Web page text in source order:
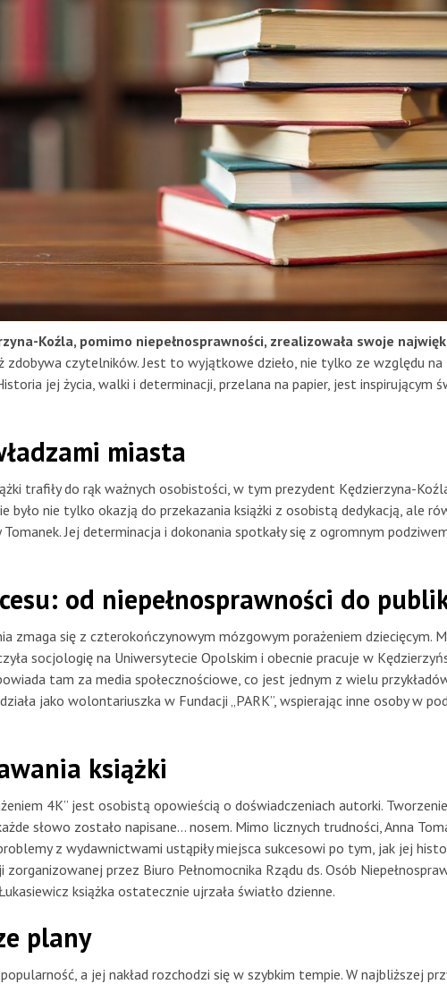
Koźla, pomimo niepełnosprawności, zrealizowała swoje
zdobywa czytelników. Jest to wyjątkowe dzieło, nie tylko ze względu na
jej życia, walki i determinacji, przelana na papier, jest inspirującym
miasta
trafiły do rąk ważnych osobistości, w tym prezydent Kędzierzyna-
było nie tylko okazją do przekazania książki z osobistą dedykacją, ale
Tomanek. Jej determinacja i dokonania spotkały się z ogromnym
od niepełnosprawności do
zmaga się z czterokończynowym mózgowym porażeniem dziecięcym.
socjologię na Uniwersytecie Opolskim i obecnie pracuje w
tam za media społecznościowe, co jest jednym z wielu
jako wolontariuszka w Fundacji „PARK”, wspierając inne osoby w
książki
4K” jest osobistą opowieścią o doświadczeniach autorki.
słowo zostało napisane… nosem. Mimo licznych trudności, Anna
z wydawnictwami ustąpiły miejsca sukcesowi po tym, jak jej
zorganizowanej przez Biuro Pełnomocnika Rządu ds. Osób
książka ostatecznie ujrzała światło dzienne.
plany
a jej nakład rozchodzi się w szybkim tempie. W najbliższej